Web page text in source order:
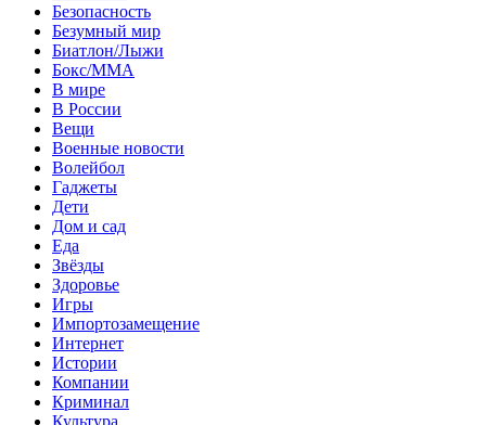
Безопасность
Безумный мир
Биатлон/Лыжи
Бокс/MMA
В мире
В России
Вещи
Военные новости
Волейбол
Гаджеты
Дети
Дом и сад
Еда
Звёзды
Здоровье
Игры
Импортозамещение
Интернет
Истории
Компании
Криминал
Культура